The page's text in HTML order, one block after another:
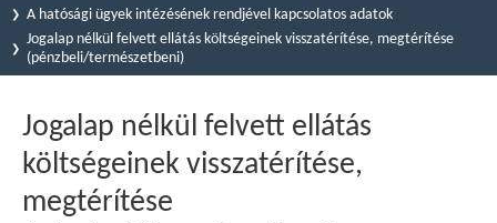
A hatósági ügyek intézésének rendjével kapcsolatos adatok
Jogalap nélkül felvett ellátás költségeinek visszatérítése, megtérítése
(pénzbeli/természetbeni)
Jogalap nélkül felvett ellátás
költségeinek visszatérítése,
megtérítése